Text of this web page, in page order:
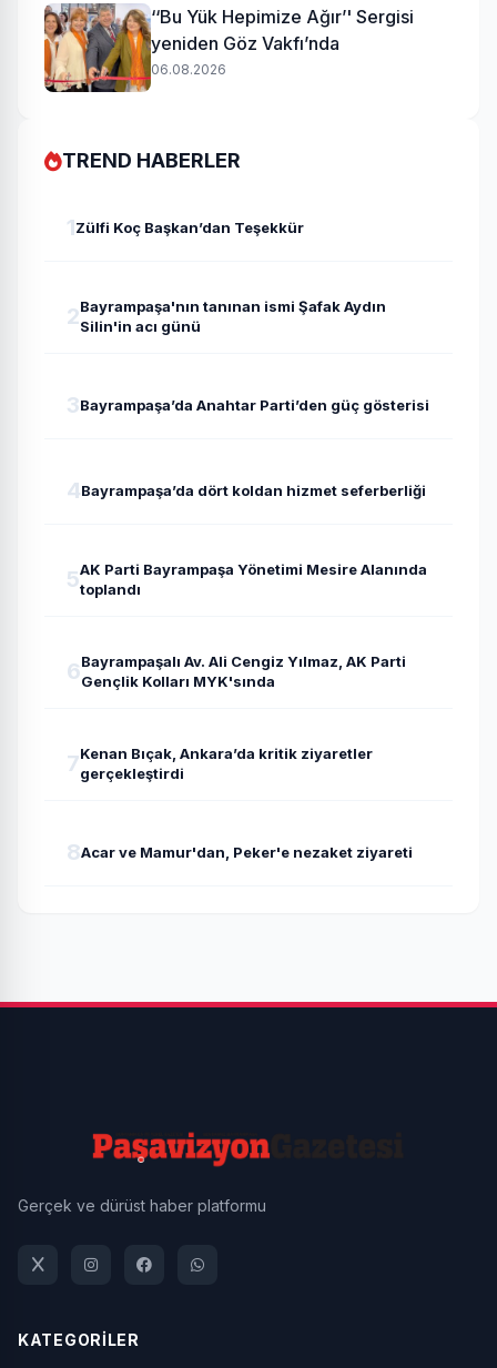
‘‘Bu Yük Hepimize Ağır’' Sergisi
yeniden Göz Vakfı’nda
06.08.2026
TREND HABERLER
1Zülfi Koç Başkan’dan Teşekkür
2Bayrampaşa'nın tanınan ismi Şafak Aydın
Silin'in acı günü
3Bayrampaşa’da Anahtar Parti’den güç gösterisi
4Bayrampaşa’da dört koldan hizmet seferberliği
5AK Parti Bayrampaşa Yönetimi Mesire Alanında
toplandı
6Bayrampaşalı Av. Ali Cengiz Yılmaz, AK Parti
Gençlik Kolları MYK'sında
7Kenan Bıçak, Ankara’da kritik ziyaretler
gerçekleştirdi
8Acar ve Mamur'dan, Peker'e nezaket ziyareti
Gerçek ve dürüst haber platformu
KATEGORİLER